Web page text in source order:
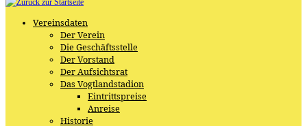
Vereinsdaten
Der Verein
Die Geschäftsstelle
Der Vorstand
Der Aufsichtsrat
Das Vogtlandstadion
Eintrittspreise
Anreise
Historie